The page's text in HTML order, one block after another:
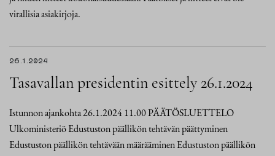
virallisia asiakirjoja.
26.1.2024
Tasavallan presidentin esittely 26.1.2024
Istunnon ajankohta 26.1.2024 11.00 PÄÄTÖSLUETTELO
Ulkoministeriö Edustuston päällikön tehtävän päättyminen
Edustuston päällikön tehtävään määrääminen Edustuston päällikön